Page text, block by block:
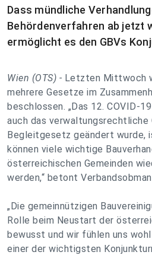
Dass mündliche
Behördenverfahren ab jetzt
ermöglicht es den GBVs
Wien (OTS) - Letzten Mittwoch
mehrere Gesetze im
beschlossen. „Das 12. COVID-
auch das verwaltungsrechtliche
Begleitgesetz geändert wurde,
können viele wichtige
österreichischen Gemeinden
werden,“ betont
„Die gemeinnützigen
Rolle beim Neustart der
bewusst und wir fühlen uns
einer der wichtigsten